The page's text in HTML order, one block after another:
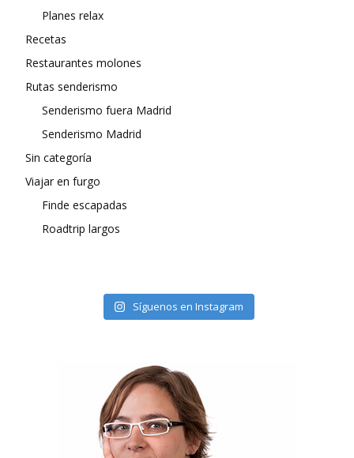
Planes relax
Recetas
Restaurantes molones
Rutas senderismo
Senderismo fuera Madrid
Senderismo Madrid
Sin categoría
Viajar en furgo
Finde escapadas
Roadtrip largos
Síguenos en Instagram